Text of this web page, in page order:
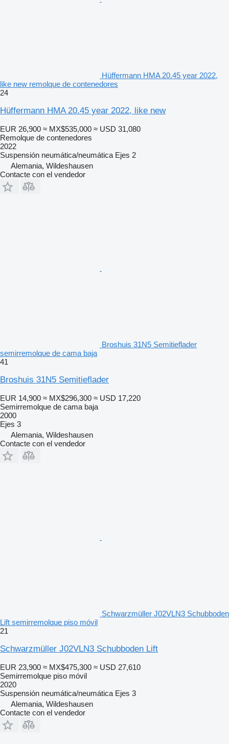
Hüffermann HMA 20.45 year 2022,
like new remolque de contenedores
24
Hüffermann HMA 20.45 year 2022, like new
EUR 26,900 ≈ MX$535,000 ≈ USD 31,080
Remolque de contenedores
2022
Suspensión neumática/neumática Ejes 2
Alemania, Wildeshausen
Contacte con el vendedor
Broshuis 31N5 Semitieflader
semirremolque de cama baja
41
Broshuis 31N5 Semitieflader
EUR 14,900 ≈ MX$296,300 ≈ USD 17,220
Semirremolque de cama baja
2000
Ejes 3
Alemania, Wildeshausen
Contacte con el vendedor
Schwarzmüller J02VLN3 Schubboden
Lift semirremolque piso móvil
21
Schwarzmüller J02VLN3 Schubboden Lift
EUR 23,900 ≈ MX$475,300 ≈ USD 27,610
Semirremolque piso móvil
2020
Suspensión neumática/neumática Ejes 3
Alemania, Wildeshausen
Contacte con el vendedor